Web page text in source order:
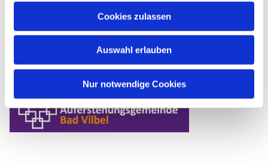
Cookies zulassen
Auswahl erlauben
Nur notwendige Cookies